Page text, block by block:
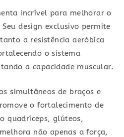
incrível para melhorar o
design exclusivo permite
a resistência aeróbica
o sistema
a capacidade muscular.
simultâneos de braços e
o fortalecimento de
quadríceps, glúteos,
não apenas a força,